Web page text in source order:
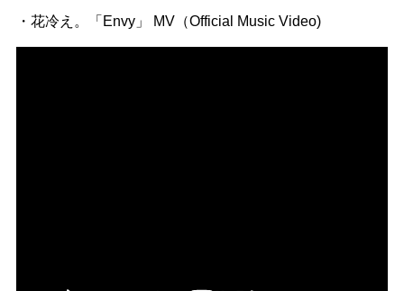
・花冷え。「Envy」 MV（Official Music Video)